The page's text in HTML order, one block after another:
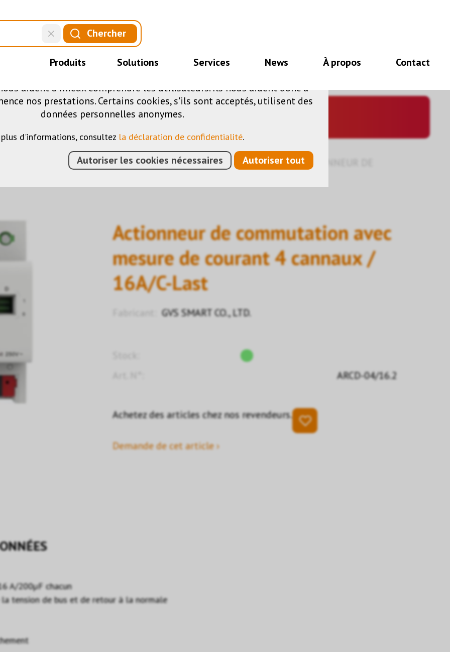
Chercher
Produits Solutions Services News À propos Contact
ACTIONNEURS ›ACTIONNEURS DE COMMUTATION›ACTIONNEUR DE
Actionneur de commutation avec
mesure de courant 4 cannaux /
16A/C-Last
GVS SMART CO., LTD.
ARCD-04/16.2
Achetez des articles chez nos revendeurs.
Demande de cet article ›
A/200µF chacun
tension de bus et de retour à la normale
CE SITE UTILISE DES COOKIES
.
cookies sur notre site web : certains sont nécessaires au bon
aident à mieux comprendre les utilisateurs. Ils nous aident donc à
nos prestations. Certains cookies, s'ils sont acceptés, utilisent des
données personnelles anonymes.
plus d'informations, consultez la déclaration de confidentialité.
Autoriser les cookies nécessaires Autoriser tout